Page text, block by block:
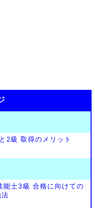
2級 取得のメリット
能士3級 合格に向けての